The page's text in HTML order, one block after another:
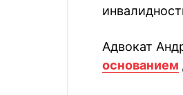
Адвокат
основанием